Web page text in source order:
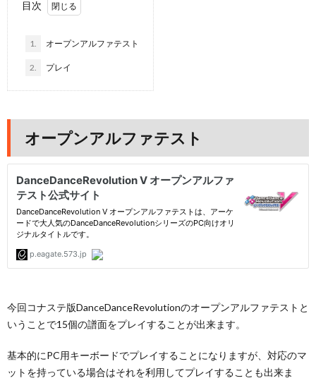
目次
1. オープンアルファテスト
2. プレイ
オープンアルファテスト
今回コナステ版DanceDanceRevolutionのオープンアルファテストと
いうことで15個の譜面をプレイすることが出来ます。
基本的にPC用キーボードでプレイすることになりますが、対応のマ
ットを持っている場合はそれを利用してプレイすることも出来ま